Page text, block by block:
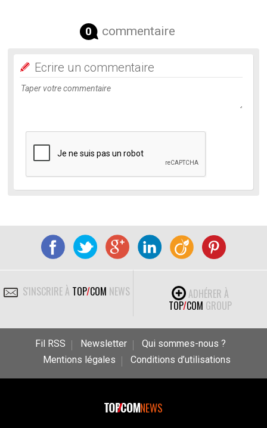
0 commentaire
Ecrire un commentaire
S'INSCRIRE À TOP/COM NEWS
ADHÉRER À
TOP/COM GROUP
Fil RSS Newsletter
Qui sommes-nous ?
Mentions légales
Conditions d’utilisations
NEWS